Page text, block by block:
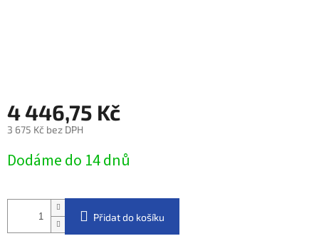
4 446,75 Kč
3 675 Kč bez DPH
cena:
Dodáme do 14 dnů
Přidat do košíku